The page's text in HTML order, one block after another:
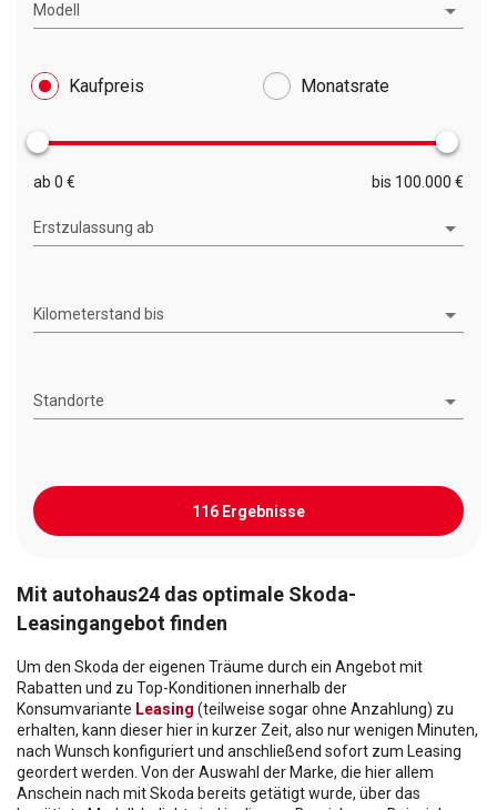
Modell
Kaufpreis Monatsrate
ab 0 € bis 100.000 €
Erstzulassung ab
Kilometerstand bis
Standorte
116 Ergebnisse
Mit autohaus24 das optimale Skoda-
Leasingangebot finden
Um den Skoda der eigenen Träume durch ein Angebot mit
Rabatten und zu Top-Konditionen innerhalb der
Konsumvariante Leasing (teilweise sogar ohne Anzahlung) zu
erhalten, kann dieser hier in kurzer Zeit, also nur wenigen Minuten,
nach Wunsch konfiguriert und anschließend sofort zum Leasing
geordert werden. Von der Auswahl der Marke, die hier allem
Anschein nach mit Skoda bereits getätigt wurde, über das